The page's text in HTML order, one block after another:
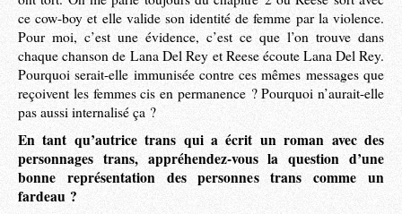
ce cow-boy et elle valide son identité de femme par la violence.
Pour moi, c’est une évidence, c’est ce que l’on trouve dans
chaque chanson de Lana Del Rey et Reese écoute Lana Del Rey.
Pourquoi serait-elle immunisée contre ces mêmes messages que
reçoivent les femmes cis en permanence ? Pourquoi n’aurait-elle
pas aussi internalisé ça ?
En tant qu’autrice trans qui a écrit un roman avec des
personnages trans, appréhendez-vous la question d’une
bonne représentation des personnes trans comme un
fardeau ?